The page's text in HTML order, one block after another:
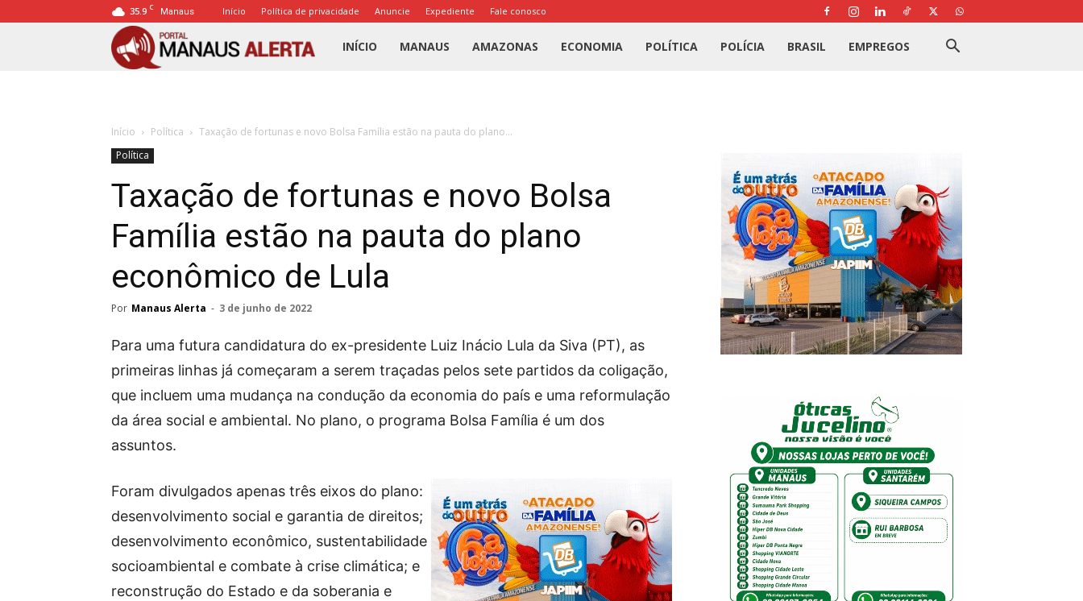
35.9 C Manaus Início Política de privacidade Anuncie Expediente Fale conosco
Portal
INÍCIO MANAUS AMAZONAS ECONOMIA POLÍTICA POLÍCIA BRASIL EMPREGOS
Início Política
Taxação de fortunas e novo Bolsa Família estão na pauta do plano...
Política
Taxação de fortunas e novo Bolsa
Família estão na pauta do plano
econômico de Lula
Por Manaus Alerta - 3 de junho de 2022
Para uma futura candidatura do ex-presidente Luiz Inácio Lula da Siva (PT), as
primeiras linhas já começaram a serem traçadas pelos sete partidos da coligação,
que incluem uma mudança na condução da economia do país e uma reformulação
da área social e ambiental. No plano, o programa Bolsa Família é um dos
assuntos.
Foram divulgados apenas três eixos do plano:
desenvolvimento social e garantia de direitos;
desenvolvimento econômico, sustentabilidade
socioambiental e combate à crise climática; e
reconstrução do Estado e da soberania e